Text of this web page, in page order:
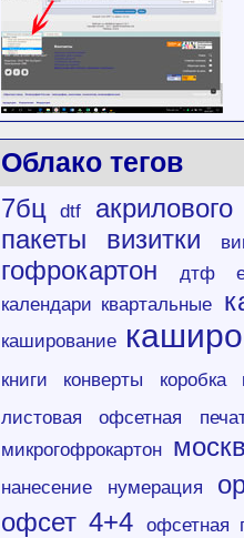
Облако тегов
7бц
dtf
пакеты
визитки
гофрокартон дтф
календари квартальные
каширование
книги конверты коробка
листовая офсетная
микрогофрокартон
нанесение нумерация
офсет 4+4
офсетная